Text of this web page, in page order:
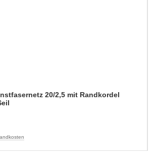
20/2,5 mit Randkordel